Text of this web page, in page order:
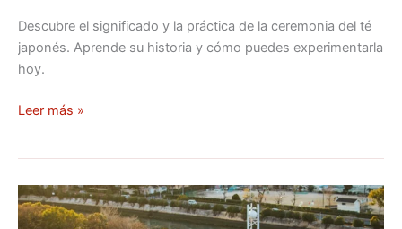
Descubre el significado y la práctica de la ceremonia del té
japonés. Aprende su historia y cómo puedes experimentarla
hoy.
Leer más »
Descubre
la